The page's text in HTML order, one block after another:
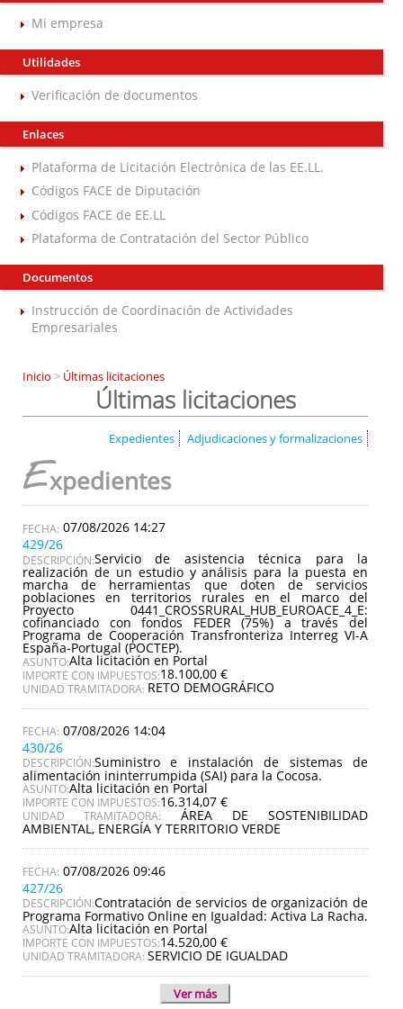
Mi empresa
Utilidades
Verificación de documentos
Enlaces
Plataforma de Licitación Electrónica de las EE.LL.
Códigos FACE de Diputación
Códigos FACE de EE.LL
Plataforma de Contratación del Sector Público
Documentos
Instrucción de Coordinación de Actividades
Empresariales
Inicio > Últimas licitaciones
Últimas licitaciones
Expedientes Adjudicaciones y formalizaciones
Expedientes
07/08/2026 14:27
429/26
DESCRIPCIÓN:Servicio de asistencia técnica para la
realización de un estudio y análisis para la puesta en
marcha de herramientas que doten de servicios
poblaciones en territorios rurales en el marco del
Proyecto 0441_CROSSRURAL_HUB_EUROACE_4_E:
cofinanciado con fondos FEDER (75%) a través del
Programa de Cooperación Transfronteriza Interreg VI-A
España-Portugal (POCTEP).
ASUNTO:Alta licitación en Portal
IMPORTE CON IMPUESTOS:18.100,00 €
UNIDAD TRAMITADORA: RETO DEMOGRÁFICO
07/08/2026 14:04
430/26
DESCRIPCIÓN:Suministro e instalación de sistemas de
alimentación ininterrumpida (SAI) para la Cocosa.
ASUNTO:Alta licitación en Portal
IMPORTE CON IMPUESTOS:16.314,07 €
UNIDAD TRAMITADORA: ÁREA DE SOSTENIBILIDAD
AMBIENTAL, ENERGÍA Y TERRITORIO VERDE
07/08/2026 09:46
427/26
DESCRIPCIÓN:Contratación de servicios de organización de
Programa Formativo Online en Igualdad: Activa La Racha.
ASUNTO:Alta licitación en Portal
IMPORTE CON IMPUESTOS:14.520,00 €
UNIDAD TRAMITADORA: SERVICIO DE IGUALDAD
Ver más